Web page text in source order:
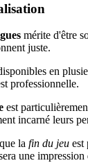
mérite d'être
juste.
en
professionnelle.
est
incarné leurs
la fin du jeu est
une impression